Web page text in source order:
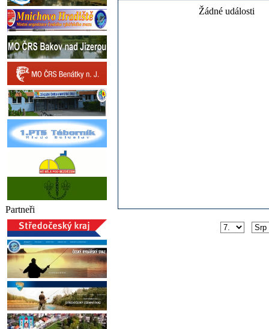
Partneři
Žádné události